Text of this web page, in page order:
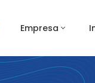
Empresa